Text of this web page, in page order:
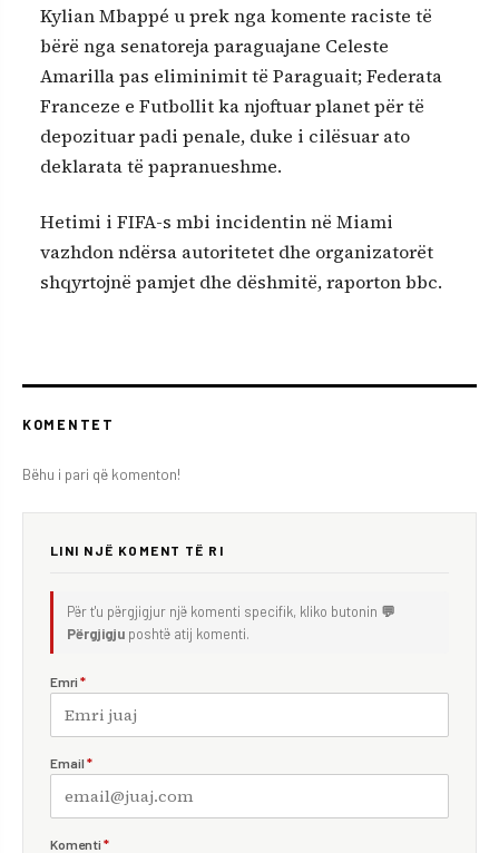
Kylian Mbappé u prek nga komente raciste të
bërë nga senatoreja paraguajane Celeste
Amarilla pas eliminimit të Paraguait; Federata
Franceze e Futbollit ka njoftuar planet për të
depozituar padi penale, duke i cilësuar ato
deklarata të papranueshme.
Hetimi i FIFA-s mbi incidentin në Miami
vazhdon ndërsa autoritetet dhe organizatorët
shqyrtojnë pamjet dhe dëshmitë, raporton bbc.
KOMENTET
Bëhu i pari që komenton!
LINI NJË KOMENT TË RI
Për t'u përgjigjur një komenti specifik, kliko butonin 💬
Përgjigju poshtë atij komenti.
Emri *
Email *
Komenti *